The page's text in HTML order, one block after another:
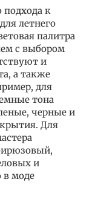
подхода к
летнего
палитра
с выбором
и
а также
для
тона
черные и
Для
и
в моде